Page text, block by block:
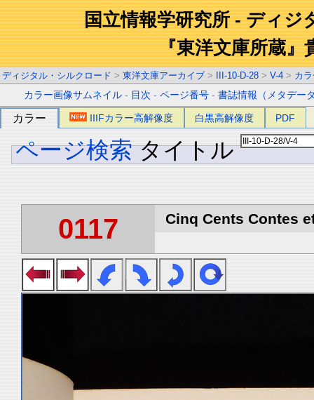
国立情報学研究所 - ディジ
『東洋文庫所蔵』
ディジタル・シルクロード > 東洋文庫アーカイブ > III-10-D-28 > V-4 > カ
カラー画像サムネイル - 目次 -ページ番号 -書誌情報（メタデー
カラー IIIFカラー高解像度 白黒高解像度 PDF
ページ検索 タイトル
0117 Cinq Cents Contes